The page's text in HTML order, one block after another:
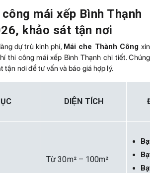
mái xếp Bình Thạnh
khảo sát tận nơi
dự trù kinh phí, Mái che Thành Công xin
thi công mái xếp Bình Thạnh chi tiết. Chúng
tận nơi để tư vấn và báo giá hợp lý.
DIỆN TÍCH
Từ 30m² – 100m²
Bạt
Bạt
Bạt